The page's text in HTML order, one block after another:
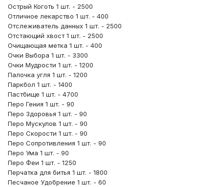
Острый Коготь 1 шт. - 2500
Отличное лекарство 1 шт. - 400
Отслеживатель данных 1 шт. - 2500
Отстающий хвост 1 шт. - 2500
Очищающая метка 1 шт. - 400
Очки Выбора 1 шт. - 3300
Очки Мудрости 1 шт. - 1200
Палочка угля 1 шт. - 1200
Паркбол 1 шт. - 1400
Пастбище 1 шт. - 4700
Перо Гения 1 шт. - 90
Перо Здоровья 1 шт. - 90
Перо Мускулов 1 шт. - 90
Перо Скорости 1 шт. - 90
Перо Сопротивления 1 шт. - 90
Перо Ума 1 шт. - 90
Перо Феи 1 шт. - 1250
Перчатка для битья 1 шт. - 1800
Песчаное Удобрение 1 шт. - 60